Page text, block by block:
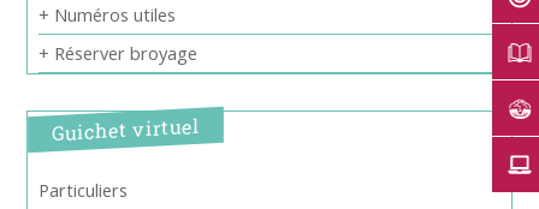
+ Numéros utiles
+ Réserver broyage
Guichet virtuel
Particuliers